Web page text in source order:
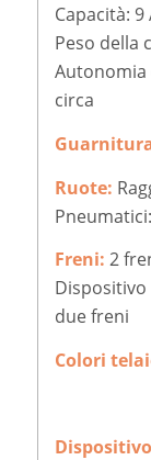
Capacità: 9
Peso della
Autonomia
circa
Ruote:
Freni: 2
due freni
Colori